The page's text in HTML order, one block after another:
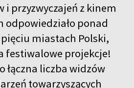
i przyzwyczajeń z kinem
ponad
miastach Polski,
festiwalowe projekcje!
łączna liczba widzów
towarzyszących